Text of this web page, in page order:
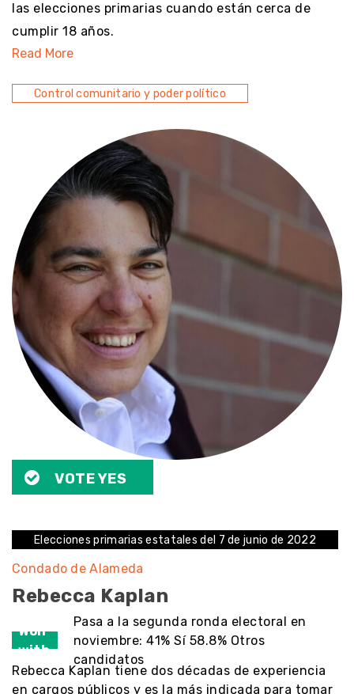
las elecciones primarias cuando están cerca de
cumplir 18 años.
Read More
Control comunitario y poder político
VOTE YES
Elecciones primarias estatales del 7 de junio de 2022
Condado de Alameda
Rebecca Kaplan
Won
with
Pasa a la segunda ronda electoral en
noviembre: 41% Sí 58.8% Otros
candidatos
Rebecca Kaplan tiene dos décadas de experiencia
en cargos públicos y es la más indicada para tomar